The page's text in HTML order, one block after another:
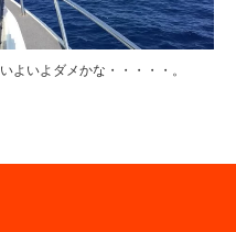
いよいよダメかな・・・・・。